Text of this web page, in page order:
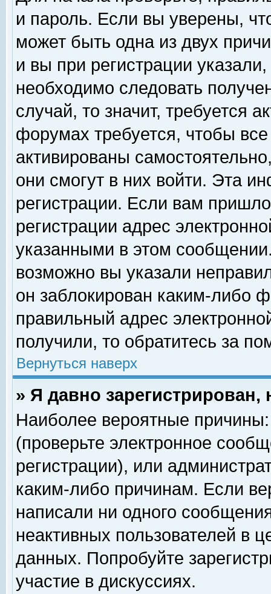
и пароль. Если вы уверены,
может быть одна из двух
и вы при регистрации
необходимо следовать
случай, то значит, требуется
форумах требуется, чтобы
активированы
они смогут в них войти. Эта
регистрации. Если вам
регистрации адрес
указанными в этом
возможно вы указали
он заблокирован каким-либо
правильный адрес
получили, то обратитесь за
Вернуться наверх
» Я давно
Наиболее вероятные
(проверьте электронное
регистрации), или
каким-либо причинам. Если
написали ни одного
неактивных пользователей в
данных. Попробуйте
участие в дискуссиях.